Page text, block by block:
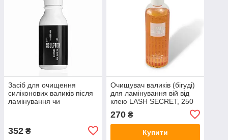
Засіб для очищення
силіконових валиків після
ламінування чи
352 ₴
Очищувач валиків (бігуді)
для ламінування вій від
клею LASH SECRET, 250
270₴
Купити